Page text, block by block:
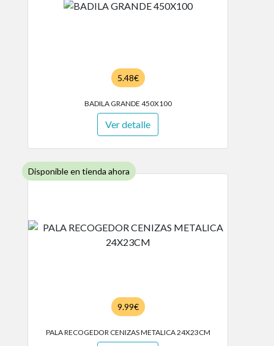
5.48€
BADILA GRANDE 450X100
Ver detalle
Disponible en tienda ahora
9.99€
PALA RECOGEDOR CENIZAS METALICA 24X23CM